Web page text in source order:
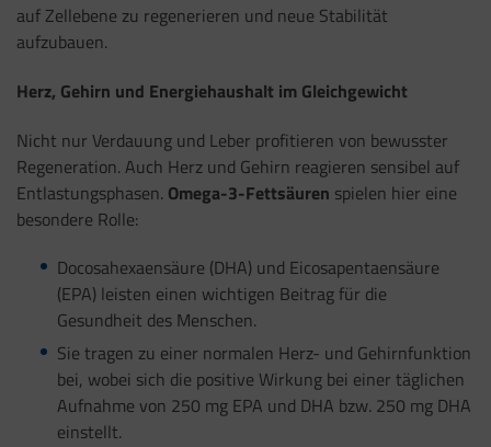
auf Zellebene zu regenerieren und neue Stabilität
aufzubauen.
Herz, Gehirn und Energiehaushalt im Gleichgewicht
Nicht nur Verdauung und Leber profitieren von bewusster
Regeneration. Auch Herz und Gehirn reagieren sensibel auf
Entlastungsphasen. Omega-3-Fettsäuren spielen hier eine
besondere Rolle:
Docosahexaensäure (DHA) und Eicosapentaensäure
(EPA) leisten einen wichtigen Beitrag für die
Gesundheit des Menschen.
Sie tragen zu einer normalen Herz- und Gehirnfunktion
bei, wobei sich die positive Wirkung bei einer täglichen
Aufnahme von 250 mg EPA und DHA bzw. 250 mg DHA
einstellt.